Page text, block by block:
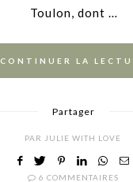
Toulon, dont …
CONTINUER LA
Partager
PAR JULIE WITH LOVE
6 COMMENTAIRES